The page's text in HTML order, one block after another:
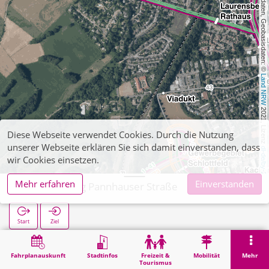
, Kartendaten, Geobasisdaten: ©
Land NRW
2021, Lizenz
dl-de/by-2-0
Fahrplanauskunft Stadtinfos
Freizeit &
Tourismus
Mobilität Mehr
Laurensberg Pannhauser Straße
Start Ziel
Suche Laurensberg Pannhauser Straße
Diese Webseite verwendet Cookies. Durch die Nutzung
unserer Webseite erklären Sie sich damit einverstanden, dass
wir Cookies einsetzen.
Mehr erfahren
Einverstanden